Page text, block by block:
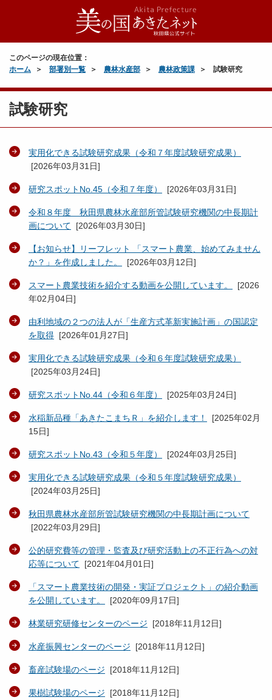
このページの現在位置：
ホーム
部署別一覧 農林水産部 農林政策課 試験研究
試験研究
実用化できる試験研究成果（令和７年度試験研究成果）
[2026年03月31日]
研究スポットNo.45（令和７年度） [2026年03月31日]
令和８年度 秋田県農林水産部所管試験研究機関の中長期計
画について [2026年03月30日]
【お知らせ】リーフレット 「スマート農業、始めてみません
か？」を作成しました。
[2026年03月12日]
スマート農業技術を紹介する動画を公開しています。 [2026
年02月04日]
由利地域の２つの法人が「生産方式革新実施計画」の国認定
を取得 [2026年01月27日]
実用化できる試験研究成果（令和６年度試験研究成果）
[2025年03月24日]
研究スポットNo.44（令和６年度） [2025年03月24日]
水稲新品種「あきたこまちＲ」を紹介します！ [2025年02月
15日]
研究スポットNo.43（令和５年度） [2024年03月25日]
実用化できる試験研究成果（令和５年度試験研究成果）
[2024年03月25日]
秋田県農林水産部所管試験研究機関の中長期計画について
[2022年03月29日]
公的研究費等の管理・監査及び研究活動上の不正行為への対
応等について [2021年04月01日]
「スマート農業技術の開発・実証プロジェクト」の紹介動画
を公開しています。
[2020年09月17日]
林業研究研修センターのページ [2018年11月12日]
水産振興センターのページ [2018年11月12日]
畜産試験場のページ [2018年11月12日]
果樹試験場のページ [2018年11月12日]